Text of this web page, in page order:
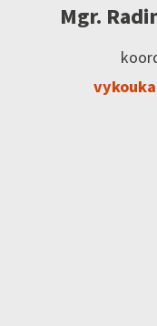
Mgr.